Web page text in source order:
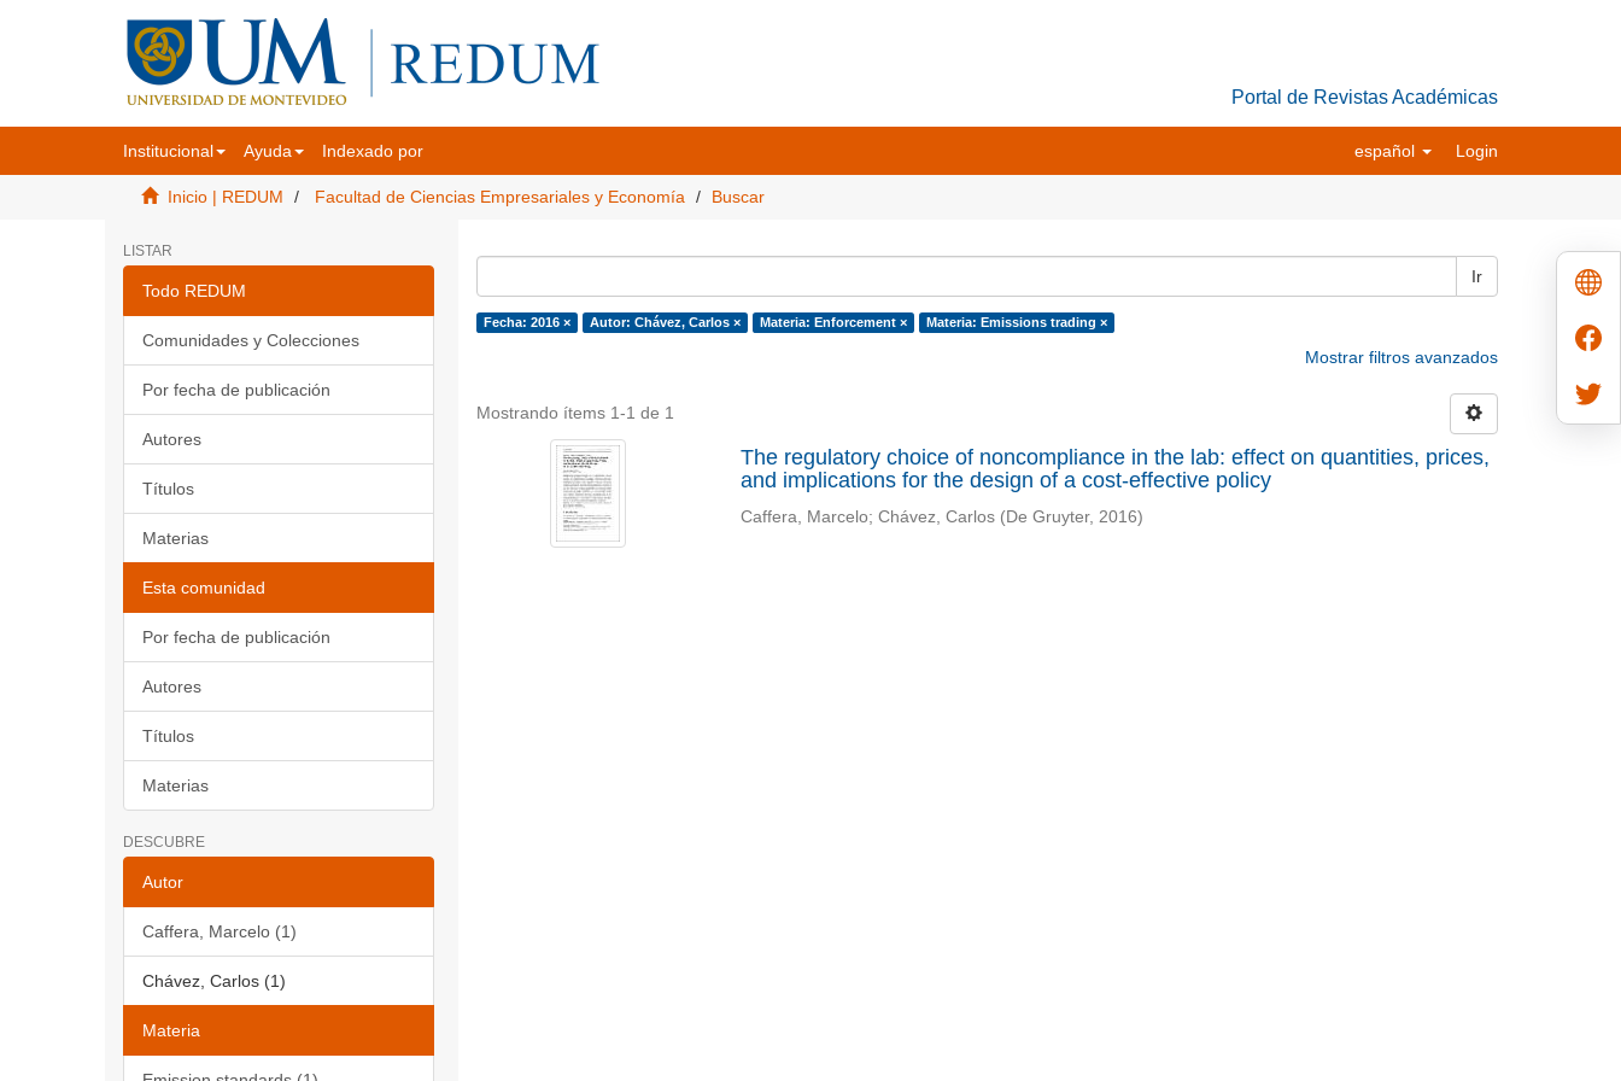
Portal de Revistas Académicas
Institucional Ayuda Indexado por español Login
Inicio | REDUM Facultad de Ciencias Empresariales y Economía Buscar
LISTAR
Todo REDUM
Comunidades y Colecciones
Por fecha de publicación
Autores
Títulos
Materias
Esta comunidad
Por fecha de publicación
Autores
Títulos
Materias
DESCUBRE
Autor
Caffera, Marcelo (1)
Chávez, Carlos (1)
Materia
Ir
Fecha: 2016 × Autor: Chávez, Carlos × Materia: Enforcement × Materia: Emissions trading ×
Mostrar filtros avanzados
Mostrando ítems 1-1 de 1
The regulatory choice of noncompliance in the lab: effect on quantities, prices,
and implications for the design of a cost-effective policy
Caffera, Marcelo; Chávez, Carlos (De Gruyter, 2016)